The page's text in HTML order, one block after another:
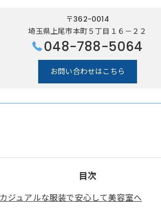
〒362-0014
埼玉県上尾市本町５丁目１６－２２
048-788-5064
お問い合わせはこちら
目次
カジュアルな服装で安心して美容室へ